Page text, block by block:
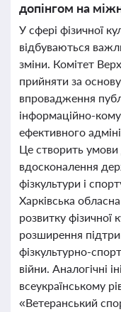
допінгом на
У сфері фізичної
відбуваються
зміни. Комітет
прийняти за
впровадження
інформаційно-
ефективного
Це створить умови
вдосконалення
фізкультури і
Харківська
розвитку
розширення
фізкультурно-
війни. Аналогічні
всеукраїнському
«Ветеранський